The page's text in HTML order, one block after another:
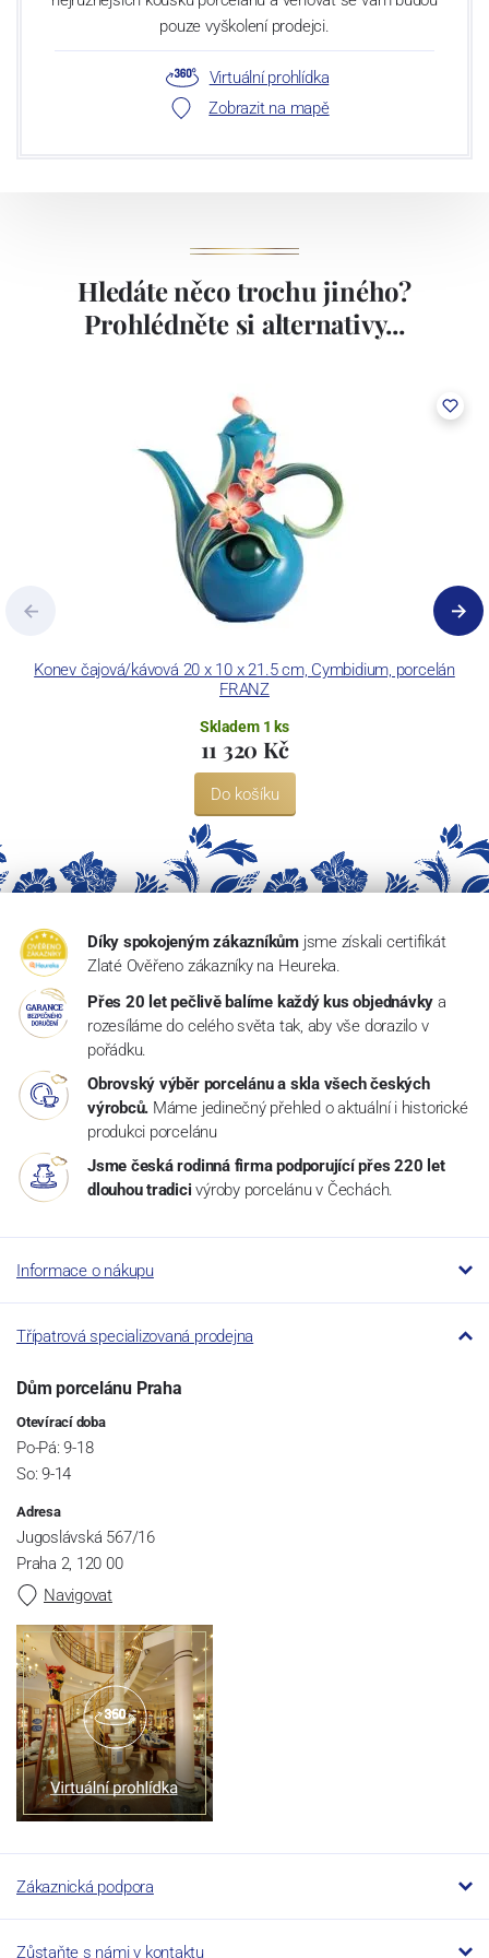
pouze vyškolení prodejci.
Virtuální prohlídka
Zobrazit na mapě
Hledáte něco trochu jiného?
Prohlédněte si alternativy...
Konev čajová/kávová 20 x 10 x 21.5 cm, Cymbidium, porcelán
FRANZ
Skladem 1 ks
11 320 Kč
Do košíku
Díky spokojeným zákazníkům jsme získali certifikát
Zlaté Ověřeno zákazníky na Heureka.
Přes 20 let pečlivě balíme každý kus objednávky a
rozesíláme do celého světa tak, aby vše dorazilo v
pořádku.
Obrovský výběr porcelánu a skla všech českých
výrobců. Máme jedinečný přehled o aktuální i historické
produkci porcelánu
Jsme česká rodinná firma podporující přes 220 let
dlouhou tradici výroby porcelánu v Čechách.
Informace o nákupu
Třípatrová specializovaná prodejna
Dům porcelánu Praha
Otevírací doba
Po-Pá: 9-18
So: 9-14
Adresa
Jugoslávská 567/16
Praha 2, 120 00
Navigovat
Zákaznická podpora
Zůstaňte s námi v kontaktu